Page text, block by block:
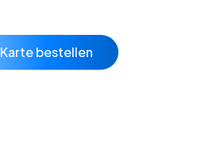
Karte bestellen